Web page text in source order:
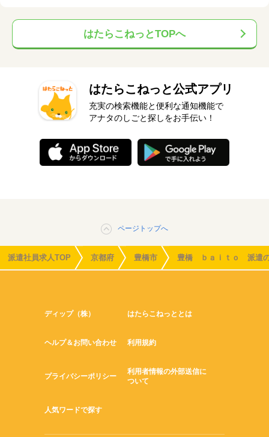
はたらこねっとTOPへ
はたらこねっと公式アプリ
充実の検索機能と便利な通知機能で
アナタのしごと探しをお手伝い！
ページトップへ
派遣社員求人TOP 京都府 豊橋市 豊橋 ｂａｉｔｏ 派遣
ディップ（株） はたらこねっととは
ヘルプ＆お問い合わせ 利用規約
プライバシーポリシー
利用者情報の外部送信に
ついて
人気ワードで探す